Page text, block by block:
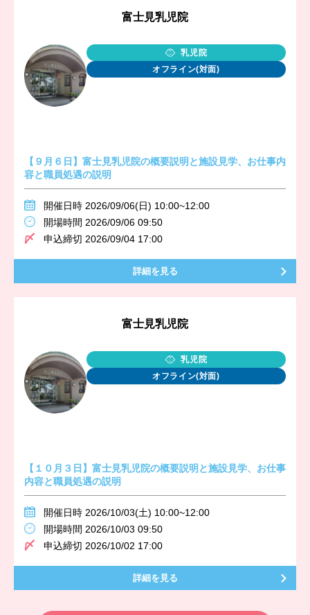
富士見乳児院
乳児院
オフライン(対面)
【９月６日】富士見乳児院の概要説明と施設見学、お仕事内
容と職員処遇の説明
開催日時 2026/09/06(日) 10:00~12:00
開場時間 2026/09/06 09:50
申込締切 2026/09/04 17:00
詳細を見る
富士見乳児院
乳児院
オフライン(対面)
【１０月３日】富士見乳児院の概要説明と施設見学、お仕事
内容と職員処遇の説明
開催日時 2026/10/03(土) 10:00~12:00
開場時間 2026/10/03 09:50
申込締切 2026/10/02 17:00
詳細を見る